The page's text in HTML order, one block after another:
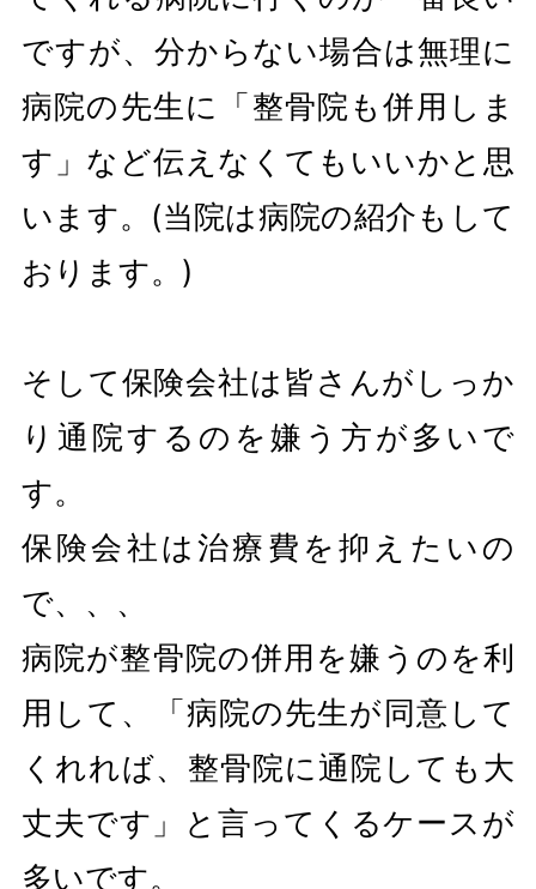
ですが、分からない場合は無理に
病院の先生に「整骨院も併用しま
す」など伝えなくてもいいかと思
います。(当院は病院の紹介もして
おります。)
そして保険会社は皆さんがしっか
り通院するのを嫌う方が多いで
す。
保険会社は治療費を抑えたいの
で、、、
病院が整骨院の併用を嫌うのを利
用して、「病院の先生が同意して
くれれば、整骨院に通院しても大
丈夫です」と言ってくるケースが
多いです。